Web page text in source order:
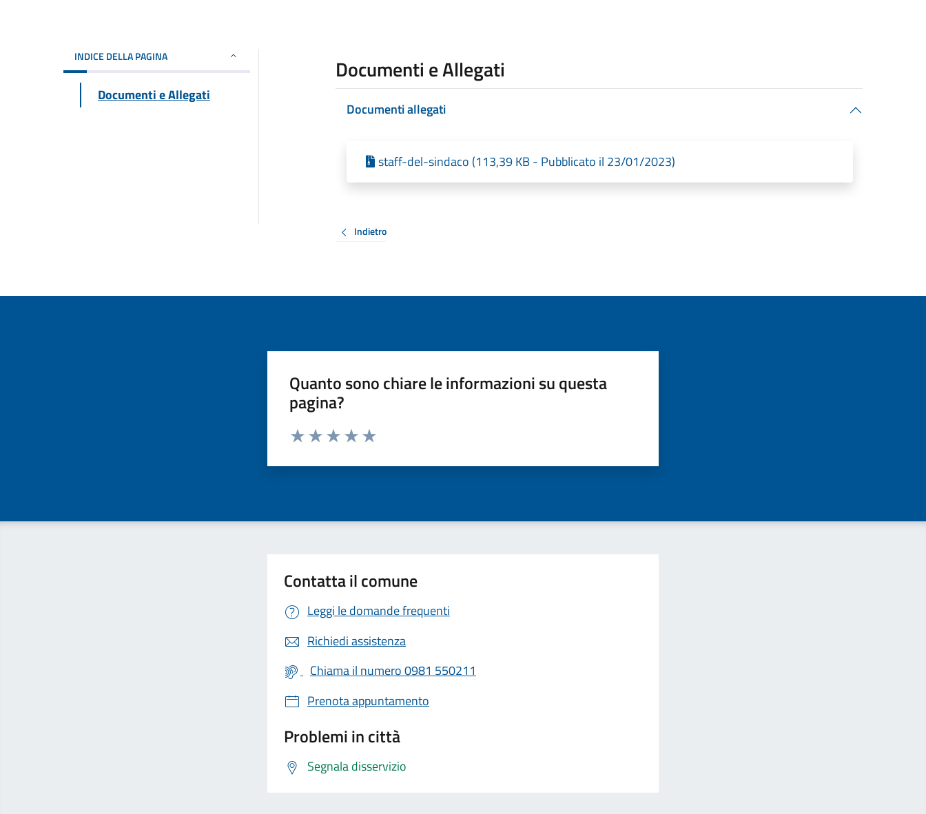
INDICE DELLA PAGINA
Documenti e Allegati
Documenti e Allegati
Documenti allegati
staff-del-sindaco (113,39 KB - Pubblicato il 23/01/2023)
Indietro
Quanto sono chiare le informazioni su questa
pagina?
Valuta da 1 a 5 stelle la pagina
Contatta il comune
Leggi le domande frequenti
Richiedi assistenza
Chiama il numero 0981 550211
Prenota appuntamento
Problemi in città
Segnala disservizio